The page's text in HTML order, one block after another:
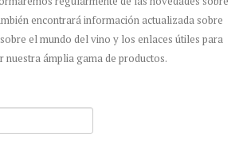
encontrará información actualizada sobre
el mundo del vino y los enlaces útiles para
nuestra ámplia gama de productos.